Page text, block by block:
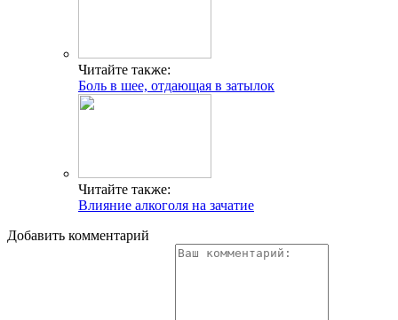
Читайте также:
Боль в шее, отдающая в затылок
Читайте также:
Влияние алкоголя на зачатие
Добавить комментарий